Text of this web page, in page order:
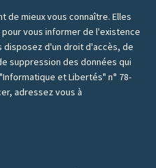
de mieux vous connaître. Elles
vous informer de l'existence
disposez d'un droit d'accès, de
suppression des données qui
et Libertés" n° 78-
adressez vous à